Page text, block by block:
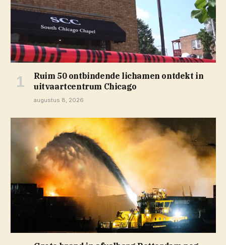
Ruim 50 ontbindende lichamen ontdekt in
uitvaartcentrum Chicago
augustus 8, 2026